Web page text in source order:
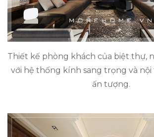
Thiết kế phòng khách của biệt thự,
với hệ thống kính sang trọng và
ấn tượng.